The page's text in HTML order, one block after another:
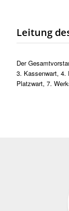
Leitung
Der
3. Kassenwart, 4.
Platzwart, 7.